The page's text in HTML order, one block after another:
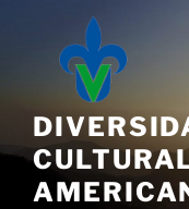
contenido